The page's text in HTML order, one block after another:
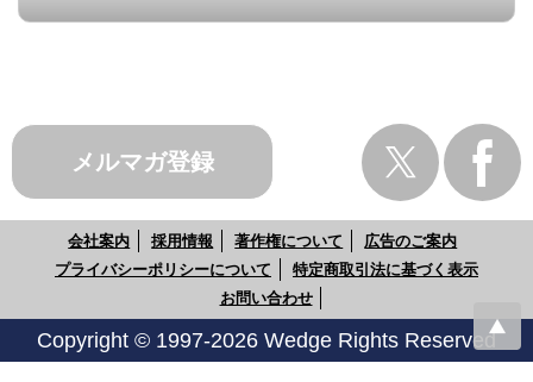
メルマガ登録
会社案内 採用情報 著作権について
広告のご案内
プライバシーポリシーについて
特定商取引法に基づく表示
お問い合わせ
Copyright © 1997-2026 Wedge Rights Reserved